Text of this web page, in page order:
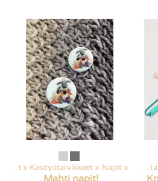
Kaikki tuotteet ‪» Käsityötarvikkeet ‪» Napit ‪»
Mahti napit!
Kaikki tuotteet‪»